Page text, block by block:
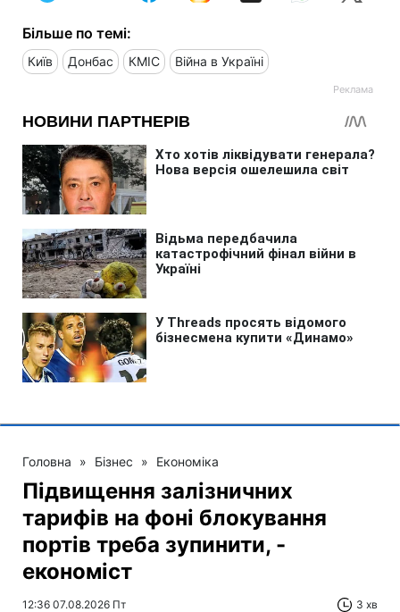
Більше по темі:
Київ Донбас КМІС Війна в Україні
Головна » Бізнес » Економіка
Підвищення залізничних
тарифів на фоні блокування
портів треба зупинити, -
економіст
12:36 07.08.2026 Пт 3 хв